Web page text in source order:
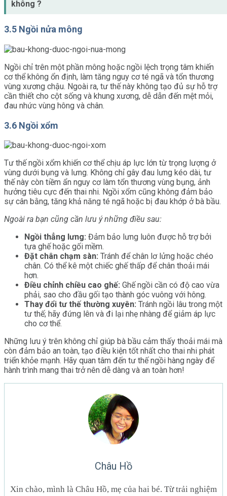
không ?
3.5 Ngồi nửa mông
Ngồi chỉ trên một phần mông hoặc ngồi lệch trọng tâm khiến
cơ thể không ổn định, làm tăng nguy cơ té ngã và tổn thương
vùng xương chậu. Ngoài ra, tư thế này không tạo đủ sự hỗ trợ
cần thiết cho cột sống và khung xương, dễ dẫn đến mệt mỏi,
đau nhức vùng hông và chân.
3.6 Ngồi xổm
Tư thế ngồi xổm khiến cơ thể chịu áp lực lớn từ trọng lượng ở
vùng dưới bụng và lưng. Không chỉ gây đau lưng kéo dài, tư
thế này còn tiềm ẩn nguy cơ làm tổn thương vùng bụng, ảnh
hưởng tiêu cực đến thai nhi. Ngồi xổm cũng không đảm bảo
sự cân bằng, tăng khả năng té ngã hoặc bị đau khớp ở bà bầu.
Ngoài ra bạn cũng cần lưu ý những điều sau:
Ngồi thẳng lưng: Đảm bảo lưng luôn được hỗ trợ bởi
tựa ghế hoặc gối mềm.
Đặt chân chạm sàn: Tránh để chân lơ lửng hoặc chéo
chân. Có thể kê một chiếc ghế thấp để chân thoải mái
hơn.
Điều chỉnh chiều cao ghế: Ghế ngồi cần có độ cao vừa
phải, sao cho đầu gối tạo thành góc vuông với hông.
Thay đổi tư thế thường xuyên: Tránh ngồi lâu trong một
tư thế; hãy đứng lên và đi lại nhẹ nhàng để giảm áp lực
cho cơ thể.
Những lưu ý trên không chỉ giúp bà bầu cảm thấy thoải mái mà
còn đảm bảo an toàn, tạo điều kiện tốt nhất cho thai nhi phát
triển khỏe mạnh. Hãy quan tâm đến tư thế ngồi hàng ngày để
hành trình mang thai trở nên dễ dàng và an toàn hơn!
Châu Hồ
Xin chào, mình là Châu Hồ, mẹ của hai bé. Từ trải nghiệm